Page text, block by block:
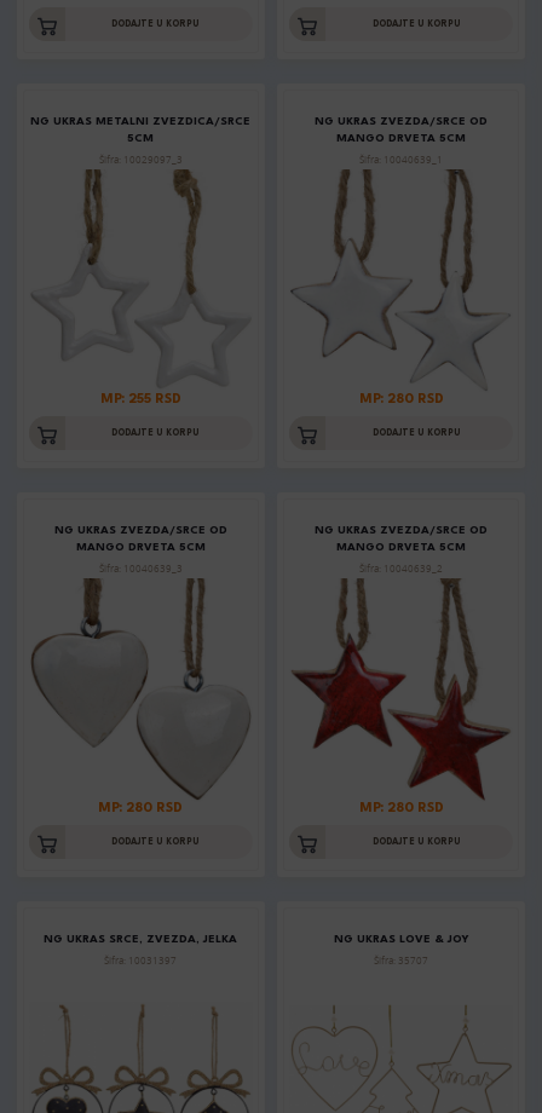
DODAJTE U KORPU DODAJTE U KORPU
NG UKRAS METALNI ZVEZDICA/SRCE
5CM
Šifra: 10029097_3
MP: 255 RSD
DODAJTE U KORPU
NG UKRAS ZVEZDA/SRCE OD
MANGO DRVETA 5CM
Šifra: 10040639_1
MP: 280 RSD
DODAJTE U KORPU
NG UKRAS ZVEZDA/SRCE OD
MANGO DRVETA 5CM
Šifra: 10040639_3
MP: 280 RSD
DODAJTE U KORPU
NG UKRAS ZVEZDA/SRCE OD
MANGO DRVETA 5CM
Šifra: 10040639_2
MP: 280 RSD
DODAJTE U KORPU
NG UKRAS SRCE, ZVEZDA, JELKA
Šifra: 10031397
NG UKRAS LOVE & JOY
Šifra: 35707